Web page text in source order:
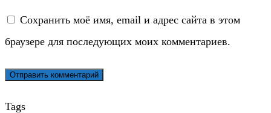
Сохранить моё имя, email и адрес сайта в этом
браузере для последующих моих комментариев.
Tags